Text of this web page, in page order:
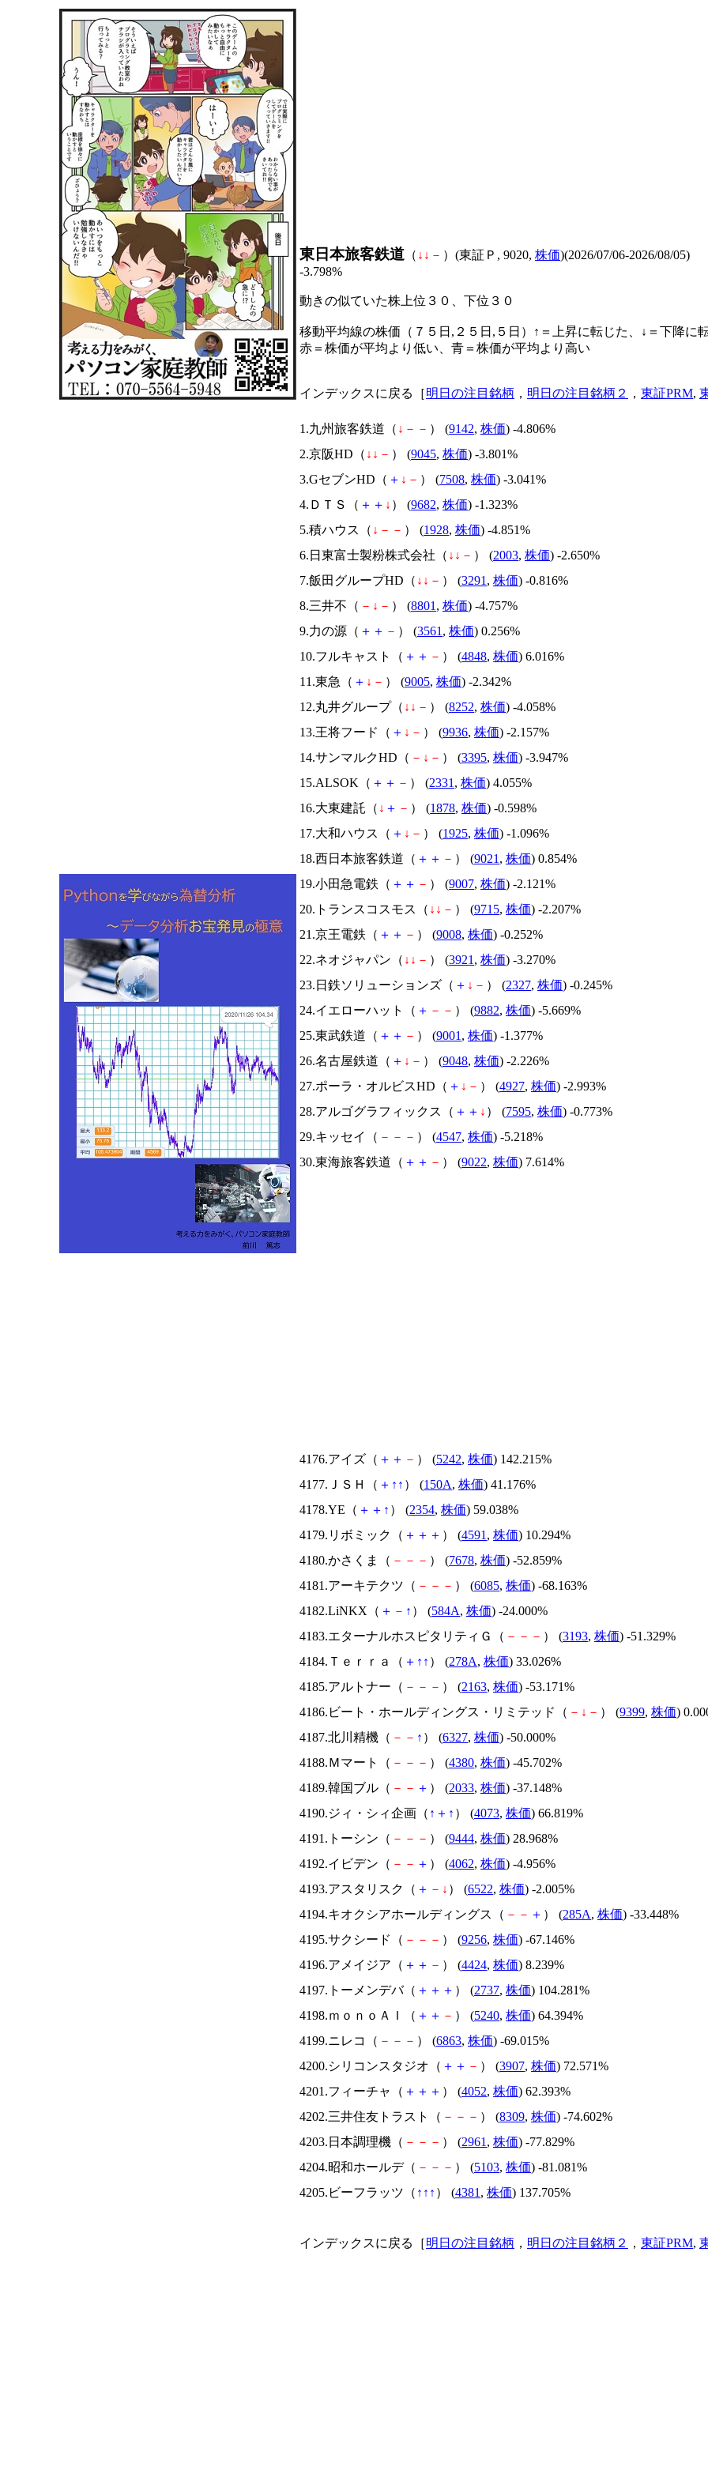
東日本旅客鉄道 （ ↓ ↓ － ）(東証Ｐ, 9020, 株価)(2026/07/06-2026/08/05)
-3.798%
動きの似ていた株上位３０、下位３０
移動平均線の株価（７５日,２５日,５日）↑＝上昇に転じた、↓＝下降に
赤＝株価が平均より低い、青＝株価が平均より高い
インデックスに戻る［明日の注目銘柄 ， 明日の注目銘柄２ ， 東証PRM,
1.九州旅客鉄道（ ↓ － － ） (9142, 株価) -4.806%
2.京阪HD（ ↓ ↓ － ） (9045, 株価) -3.801%
3.GセブンHD（ ＋ ↓ － ） (7508, 株価) -3.041%
4.ＤＴＳ（ ＋ ＋ ↓ ） (9682, 株価) -1.323%
5.積ハウス（ ↓ － － ） (1928, 株価) -4.851%
6.日東富士製粉株式会社（ ↓ ↓ － ） (2003, 株価) -2.650%
7.飯田グループHD（ ↓ ↓ － ） (3291 , 株価) -0.816%
8.三井不（ － ↓ － ） (8801 , 株価) -4.757%
9.力の源（ ＋ ＋ － ） (3561 , 株価) 0.256%
10.フルキャスト（ ＋ ＋ － ） (4848, 株価) 6.016%
11.東急（ ＋ ↓ － ） (9005, 株価) -2.342%
12.丸井グループ（ ↓ ↓ － ） (8252, 株価) -4.058%
13.王将フード（ ＋ ↓ － ） (9936, 株価) -2.157%
14.サンマルクHD（ － ↓ － ） (3395, 株価) -3.947%
15.ALSOK（ ＋ ＋ － ） (2331 , 株価) 4.055%
16.大東建託（ ↓ ＋ － ） (1878, 株価) -0.598%
17.大和ハウス（ ＋ ↓ － ） (1925, 株価) -1.096%
18.西日本旅客鉄道（ ＋ ＋ － ） (9021 , 株価) 0.854%
19.小田急電鉄（ ＋ ＋ － ） (9007, 株価) -2.121%
20.トランスコスモス（ ↓ ↓ － ） (9715, 株価) -2.207%
21.京王電鉄（ ＋ ＋ － ） (9008, 株価) -0.252%
22.ネオジャパン（ ↓ ↓ － ） (3921 , 株価) -3.270%
23.日鉄ソリューションズ（ ＋ ↓ － ） (2327, 株価) -0.245%
24.イエローハット（ ＋ － － ） (9882, 株価) -5.669%
25.東武鉄道（ ＋ ＋ － ） (9001 , 株価) -1.377%
26.名古屋鉄道（ ＋ ↓ － ） (9048, 株価) -2.226%
27.ポーラ・オルビスHD（ ＋ ↓ － ） (4927, 株価) -2.993%
28.アルゴグラフィックス（ ＋ ＋ ↓ ） (7595, 株価) -0.773%
29.キッセイ（ － － － ） (4547, 株価) -5.218%
30.東海旅客鉄道（ ＋ ＋ － ） (9022, 株価) 7.614%
4176.アイズ（ ＋ ＋ － ） (5242, 株価) 142.215%
4177.ＪＳＨ（ ＋ ↑ ↑ ） (150A, 株価) 41.176%
4178.YE（ ＋ ＋ ↑ ） (2354, 株価) 59.038%
4179.リボミック（ ＋ ＋ ＋ ） (4591 , 株価) 10.294%
4180.かさくま（ － － － ） (7678, 株価) -52.859%
4181.アーキテクツ（ － － － ） (6085, 株価) -68.163%
4182.LiNKX（ ＋ － ↑ ） (584A, 株価) -24.000%
4183.エターナルホスピタリティＧ（ － － － ） (3193, 株価) -51.329%
4184.Ｔｅｒｒａ（ ＋ ↑ ↑ ） (278A, 株価) 33.026%
4185.アルトナー（ － － － ） (2163, 株価) -53.171%
4186.ビート・ホールディングス・リミテッド（ － ↓ － ） (9399, 株価)
4187.北川精機（ － － ↑ ） (6327, 株価) -50.000%
4188.Ｍマート（ － － － ） (4380, 株価) -45.702%
4189.韓国ブル（ － － ＋ ） (2033, 株価) -37.148%
4190.ジィ・シィ企画（ ↑ ＋ ↑ ） (4073, 株価) 66.819%
4191.トーシン（ － － － ） (9444, 株価) 28.968%
4192.イビデン（ － － ＋ ） (4062, 株価) -4.956%
4193.アスタリスク（ ＋ － ↓ ） (6522, 株価) -2.005%
4194.キオクシアホールディングス（ － － ＋ ） (285A, 株価) -33.448%
4195.サクシード（ － － － ） (9256, 株価) -67.146%
4196.アメイジア（ ＋ ＋ － ） (4424, 株価) 8.239%
4197.トーメンデバ（ ＋ ＋ ＋ ） (2737, 株価) 104.281%
4198.ｍｏｎｏＡＩ（ ＋ ＋ － ） (5240, 株価) 64.394%
4199.ニレコ（ － － － ） (6863, 株価) -69.015%
4200.シリコンスタジオ（ ＋ ＋ － ） (3907, 株価) 72.571%
4201.フィーチャ（ ＋ ＋ ＋ ） (4052, 株価) 62.393%
4202.三井住友トラスト（ － － － ） (8309, 株価) -74.602%
4203.日本調理機（ － － － ） (2961 , 株価) -77.829%
4204.昭和ホールデ（ － － － ） (5103, 株価) -81.081%
4205.ビーフラッツ（ ↑ ↑ ↑ ） (4381 , 株価) 137.705%
インデックスに戻る［明日の注目銘柄 ， 明日の注目銘柄２ ， 東証PRM,